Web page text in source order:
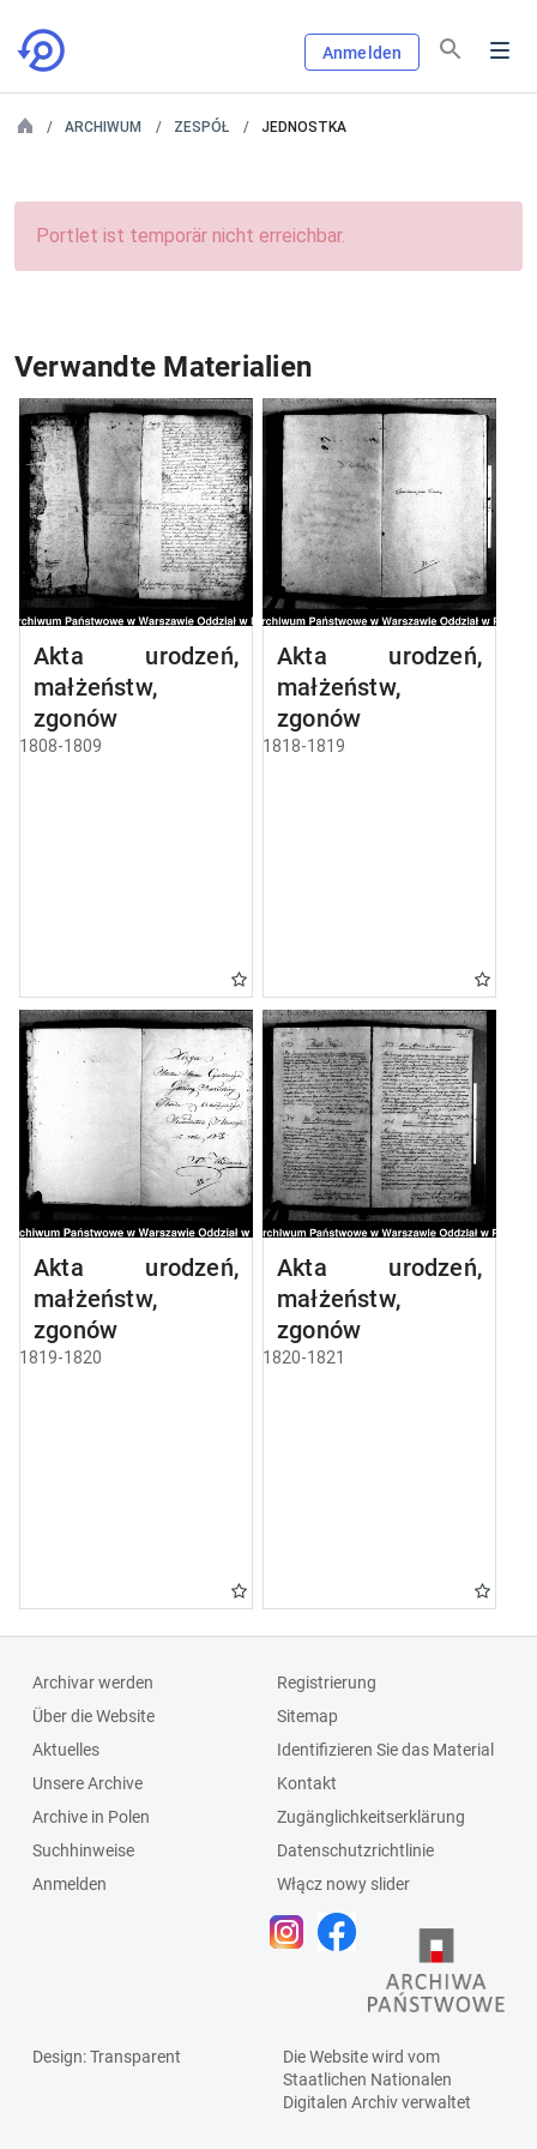
Anmelden
ARCHIWUM ZESPÓŁ JEDNOSTKA
Portlet ist temporär nicht erreichbar.
Verwandte Materialien
Akta urodzeń,
małżeństw,
zgonów
1808-1809
Akta urodzeń,
małżeństw,
zgonów
1818-1819
Akta urodzeń,
małżeństw,
zgonów
1819-1820
Akta urodzeń,
małżeństw,
zgonów
1820-1821
Archivar werden
Über die Website
Aktuelles
Unsere Archive
Archive in Polen
Suchhinweise
Anmelden
Registrierung
Sitemap
Identifizieren Sie das Material
Kontakt
Zugänglichkeitserklärung
Datenschutzrichtlinie
Włącz nowy slider
Design: Transparent
Die Website wird vom
Staatlichen Nationalen
Digitalen Archivverwaltet